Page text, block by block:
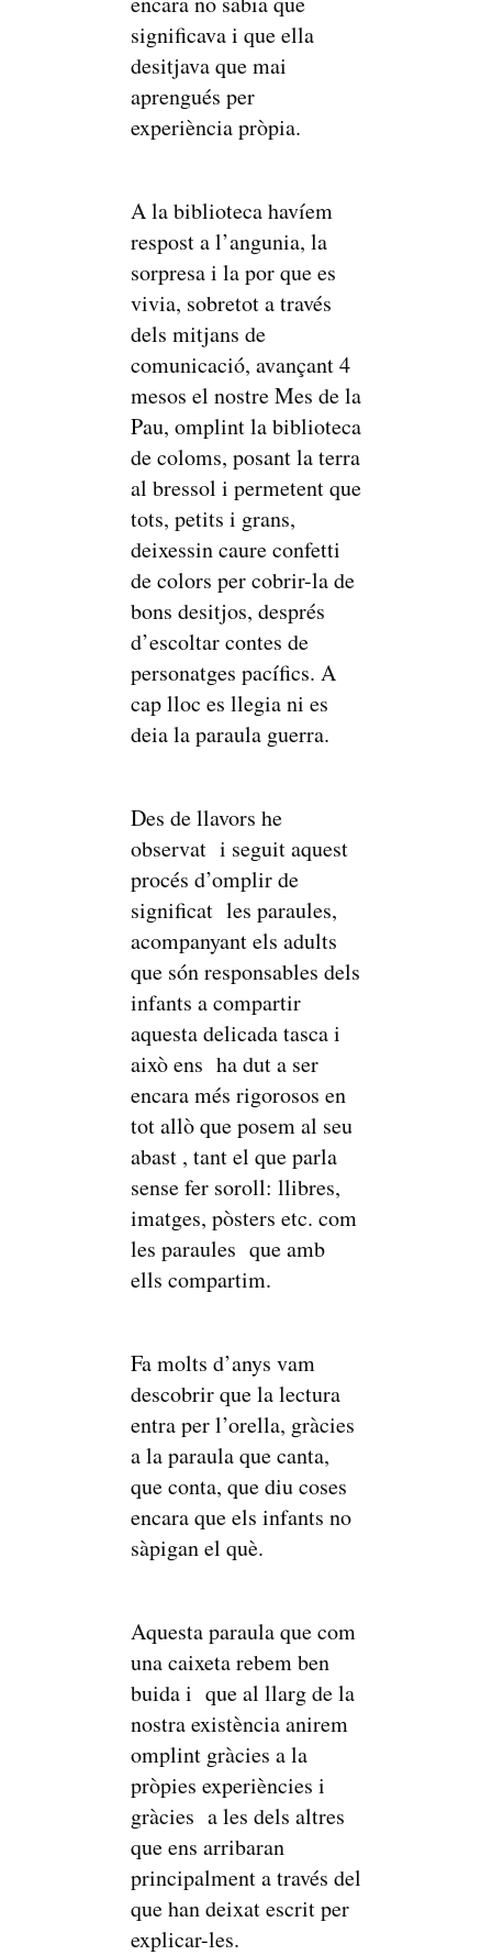
significava i que ella
desitjava que mai
aprengués per
experiència pròpia.
A la biblioteca havíem
respost a l’angunia, la
sorpresa i la por que es
vivia, sobretot a través
dels mitjans de
comunicació, avançant 4
mesos el nostre Mes de la
Pau, omplint la biblioteca
de coloms, posant la terra
al bressol i permetent que
tots, petits i grans,
deixessin caure confetti
de colors per cobrir-la de
bons desitjos, després
d’escoltar contes de
personatges pacífics. A
cap lloc es llegia ni es
deia la paraula guerra.
Des de llavors he
observat i seguit aquest
procés d’omplir de
significat les paraules,
acompanyant els adults
que són responsables dels
infants a compartir
aquesta delicada tasca i
això ens ha dut a ser
encara més rigorosos en
tot allò que posem al seu
abast , tant el que parla
sense fer soroll: llibres,
imatges, pòsters etc. com
les paraules que amb
ells compartim.
Fa molts d’anys vam
descobrir que la lectura
entra per l’orella, gràcies
a la paraula que canta,
que conta, que diu coses
encara que els infants no
sàpigan el què.
Aquesta paraula que com
una caixeta rebem ben
buida i que al llarg de la
nostra existència anirem
omplint gràcies a la
pròpies experiències i
gràcies a les dels altres
que ens arribaran
principalment a través del
que han deixat escrit per
explicar-les.